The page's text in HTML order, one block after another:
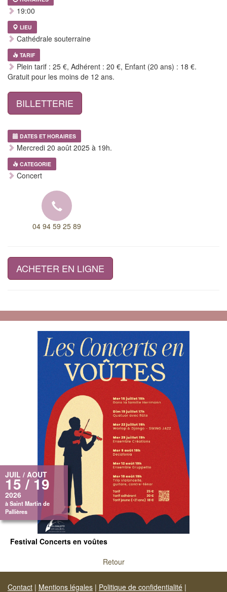
19:00
LIEU
Cathédrale souterraine
TARIF
Plein tarif : 25 €, Adhérent : 20 €, Enfant (20 ans) : 18 €.
Gratuit pour les moins de 12 ans.
BILLETTERIE
DATES ET HORAIRES
Mercredi 20 août 2025 à 19h.
CATEGORIE
Concert
04 94 59 25 89
ACHETER EN LIGNE
JUIL / AOUT
15 / 19
2026
à Saint Martin de
Pallières
Festival Concerts en voûtes
Retour
Contact | Mentions légales | Politique de confidentialité |